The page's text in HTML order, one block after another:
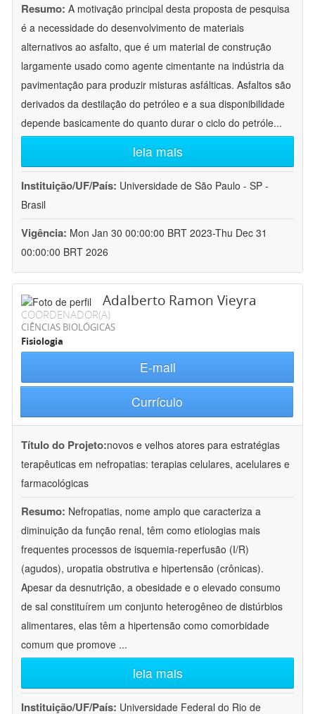
Resumo: A motivação principal desta proposta de pesquisa
é a necessidade do desenvolvimento de materiais
alternativos ao asfalto, que é um material de construção
largamente usado como agente cimentante na indústria da
pavimentação para produzir misturas asfálticas. Asfaltos são
derivados da destilação do petróleo e a sua disponibilidade
depende basicamente do quanto durar o ciclo do petróle...
leia mais
Instituição/UF/País: Universidade de São Paulo - SP -
Brasil
Vigência: Mon Jan 30 00:00:00 BRT 2023-Thu Dec 31
00:00:00 BRT 2026
Adalberto Ramon Vieyra
COORDENADOR(A)
CIÊNCIAS BIOLÓGICAS
Fisiologia
E-mail
Currículo
Título do Projeto:novos e velhos atores para estratégias
terapêuticas em nefropatias: terapias celulares, acelulares e
farmacológicas
Resumo: Nefropatias, nome amplo que caracteriza a
diminuição da função renal, têm como etiologias mais
frequentes processos de isquemia-reperfusão (I/R)
(agudos), uropatia obstrutiva e hipertensão (crônicas).
Apesar da desnutrição, a obesidade e o elevado consumo
de sal constituírem um conjunto heterogêneo de distúrbios
alimentares, elas têm a hipertensão como comorbidade
comum que promove ...
leia mais
Instituição/UF/País: Universidade Federal do Rio de